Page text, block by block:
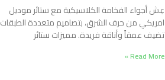
عِش أجواء الفخامة الكلاسيكية مع ستائر موديل
امريكي من حرف الشرق، بتصاميم متعددة الطبقات
تضيف عمقاً وأناقة فريدة. مميزات ستائر
Read More »